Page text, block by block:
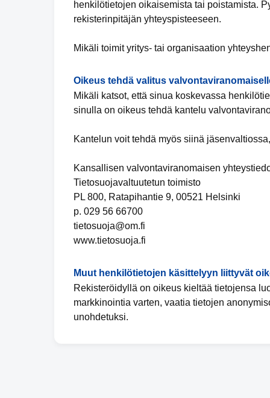
henkilötietojen oikaisemista tai poistamista.
rekisterinpitäjän yhteyspisteeseen.
Mikäli toimit yritys- tai organisaation
Oikeus tehdä valitus
Mikäli katsot, että sinua koskevassa
sinulla on oikeus tehdä kantelu
Kantelun voit tehdä myös siinä
Kansallisen valvontaviranomaisen
Tietosuojavaltuutetun toimisto
PL 800, Ratapihantie 9, 00521 Helsinki
p. 029 56 66700
tietosuoja@om.fi
www.tietosuoja.fi
Muut henkilötietojen käsittelyyn liittyvät
Rekisteröidyllä on oikeus kieltää tietojensa
markkinointia varten, vaatia tietojen
unohdetuksi.